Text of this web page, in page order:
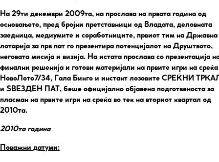
На 29ти декември 2009та, на прослава на првата година од
основањето, пред бројни претставници од Владата, деловната
заедница, медиумите и соработниците, првиот тим на Државна
лотарија за прв пат го презентира потенцијалот на Друштвото,
неговата мисија и визија. На истата прослава со презентација
финални решенија и готови материјали на првите игри на среќа
НовоЛото7/34, Гала Бинго и инстант лозовите СРЕЌНИ
и ЅВЕЗДЕН ПАТ, беше официјално објавена подготвеноста за
пласман на првите игри на среќа во тек на вториот квартал од
2010та.
2010та година
Поважни датуми: